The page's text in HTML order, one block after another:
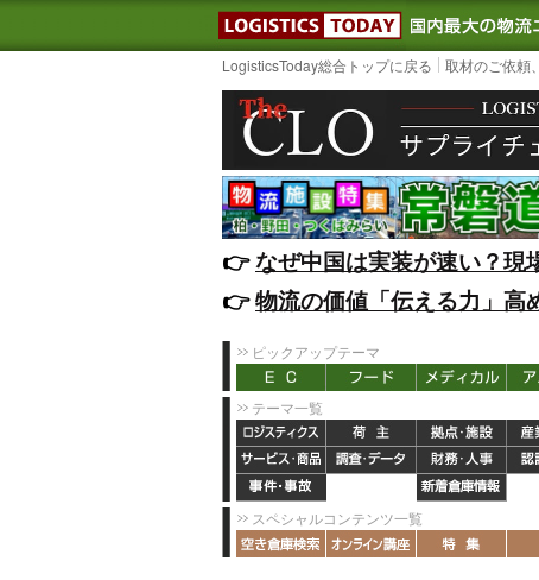
LOGISTICS
LogisticsToday総合トップに戻る 取材のご依頼
👉️なぜ中国は実装が速い？現
👉️物流の価値「伝える力」高
ピックアップテーマ
テーマ一覧
スペシャルコンテンツ一覧